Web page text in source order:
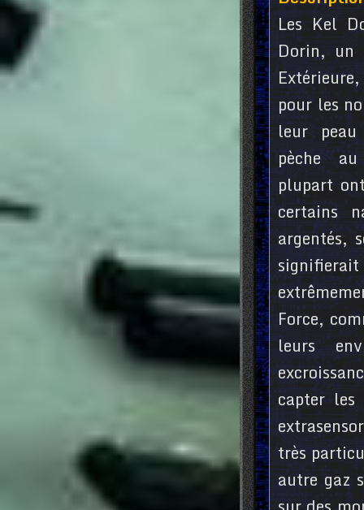
Les Kel
Dorin, un
pour les
leur
pèche
plupart
certains
argentés,
Force,
leurs
capter
très
autre gaz